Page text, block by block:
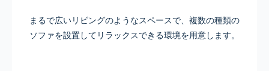
まるで広いリビングのようなスペースで、複数の種類の
ソファを設置してリラックスできる環境を用意します。